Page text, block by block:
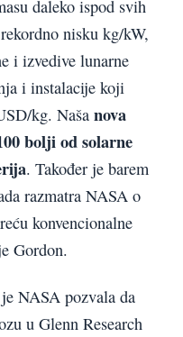
daleko ispod svih
nisku kg/kW,
i izvedive lunarne
i instalacije koji
kg. Naša nova
bolji od solarne
. Također je barem
razmatra NASA o
konvencionalne
Gordon.
NASA pozvala da
u Glenn Research